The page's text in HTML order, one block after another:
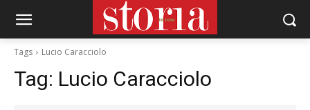
Tags Lucio Caracciolo
Tag: Lucio Caracciolo